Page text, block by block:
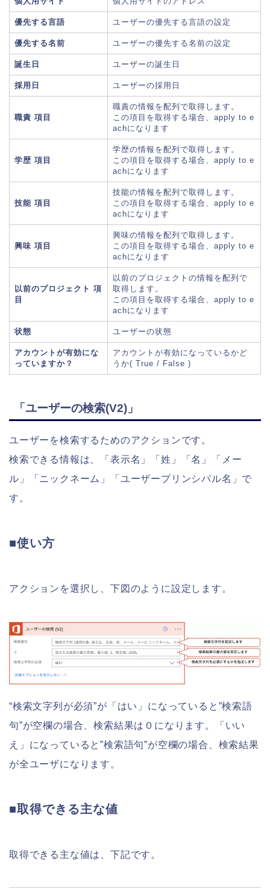
優先する言語 ユーザーの優先する言語の設定
優先する名前 ユーザーの優先する名前の設定
誕生日 ユーザーの誕生日
採用日 ユーザーの採用日
職責 項目
職責の情報を配列で取得します。
この項目を取得する場合、apply to e
achになります
学歴 項目
学歴の情報を配列で取得します。
この項目を取得する場合、apply to e
achになります
技能 項目
技能の情報を配列で取得します。
この項目を取得する場合、apply to e
achになります
興味 項目
興味の情報を配列で取得します。
この項目を取得する場合、apply to e
achになります
以前のプロジェクト 項
目
以前のプロジェクトの情報を配列で
取得します。
この項目を取得する場合、apply to e
achになります
状態 ユーザーの状態
アカウントが有効にな
っていますか？
アカウントが有効になっているかど
うか( True / False )
「ユーザーの検索(V2)」
ユーザーを検索するためのアクションです。
検索できる情報は、「表示名」「姓」「名」「メー
ル」「ニックネーム」「ユーザープリンシパル名」で
す。
■使い方
アクションを選択し、下図のように設定します。
“検索文字列が必須”が「はい」になっていると”検索語
句”が空欄の場合、検索結果は０になります。「いい
え」になっていると”検索語句”が空欄の場合、検索結果
が全ユーザになります。
■取得できる主な値
取得できる主な値は、下記です。